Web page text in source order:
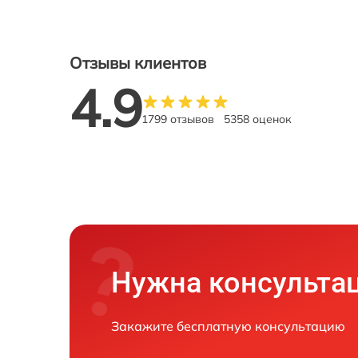
Отзывы клиентов
4.91799 отзывов 5358 оценок
Нужна
Закажите бесплатную консультацию